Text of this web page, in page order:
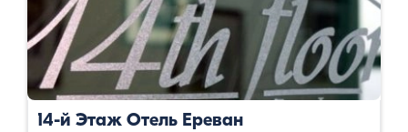
14-й Этаж Отель Ереван